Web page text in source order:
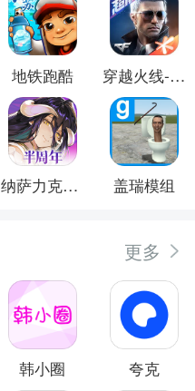
地铁跑酷 穿越火线-枪战王者
纳萨力克之王 盖瑞模组
更多
韩小圈 夸克